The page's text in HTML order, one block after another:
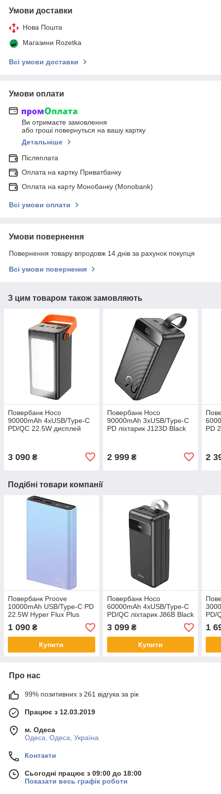
Умови доставки
Нова Пошта
Магазини Rozetka
Всі умови доставки
Умови оплати
Ви отримаєте замовлення
або гроші повернуться на вашу картку
Детальніше
Післяплата
Оплата на картку Приватбанку
Оплата на карту Монобанку (Monobank)
Всі умови оплати
Умови повернення
Повернення товару впродовж 14 днів за рахунок покупця
Всі умови повернення
З цим товаром також замовляють
Повербанк Hoco
90000mAh 4хUSB/Type-C
PD/QC 22.5W дисплей
3 090 ₴
Повербанк Hoco
90000mAh 3хUSB/Type-C
PD ліхтарик J123D Black
2 999₴
PD
2
Подібні товари компанії
Повербанк Proove
10000mAh USB/Type-C PD
22.5W Hyper Flux Plus
1 090 ₴
Купити
Повербанк Hoco
60000mAh 4хUSB/Type-C
PD/QC ліхтарик J86B Black
3 099₴
Купити
PD/
1
Про нас
99% позитивних з 261 відгука за рік
Працює з 12.03.2019
м. Одеса
Одеса, Одеса, Україна
Контакти
Сьогодні працює з 09:00 до 18:00
Показати весь графік роботи